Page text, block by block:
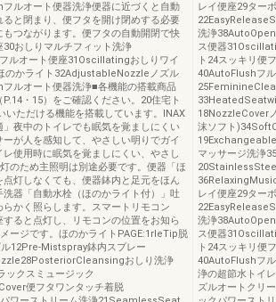
ルオート便器洗浄便器に近づくと自動
と閉まり、便フタを開け閉めする必要
つながります。便フタの自動開閉で快
おしりマルチフィット洗浄
ルオート便座31Oscillatingおしりワイ
のかライト32AdjustableNozzleノズル
ルオート便器洗浄■各機能の搭載商品
・15）をご確認ください。20住宅ト
いただける機能を搭載しています。INAX
夜中のトイレでも眠気を覚ましにくい
が人を感知して、やさしい明りでガイ
レ使用時に眠気を覚ましにくい、やさし
のため主照明は別途必要です。便器「ほ
灯しなくても、便器鉢内と足元をほん
器「自動水栓（ほのかライト付）」吐
かく照らします。スマートリモコン
すると点灯し、リモコンの位置をお知ら
ージです。ほのかライトPAGE:1rleTip脱
12Pre-Mistspray鉢内スプレー
おしり洗浄
クスミュージック
便フタワンタッチ着脱
レイ便座29ター
洗浄
ス便器
ト24スッキリ便
40AutoFlushフ
18NozzleCover
沫ソフト
マッサージ洗浄
レイ便座29ター
洗浄
ス便器
ト24スッキリ便
40AutoFlushフ
浄の超節水トイ
ズルオートクリ